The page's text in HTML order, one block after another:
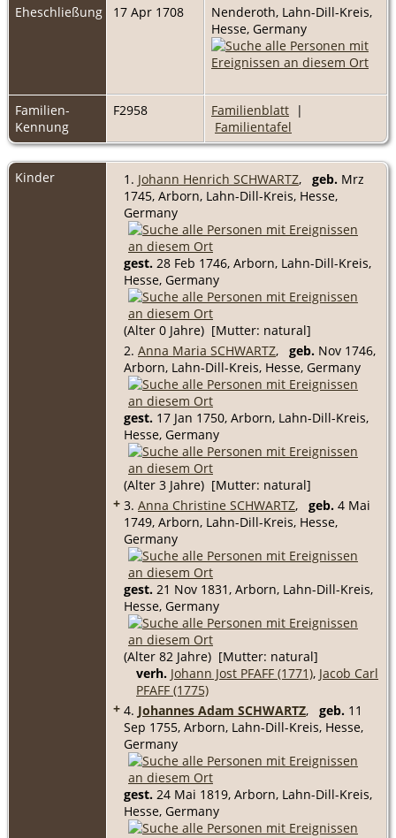
Eheschließung
17 Apr 1708
Nenderoth, Lahn-Dill-Kreis,
Hesse, Germany
Familien-
Kennung
F2958 Familienblatt |
Familientafel
Kinder 1. Johann Henrich SCHWARTZ, geb. Mrz
1745, Arborn, Lahn-Dill-Kreis, Hesse,
Germany
gest. 28 Feb 1746, Arborn, Lahn-Dill-Kreis,
Hesse, Germany
(Alter 0 Jahre) [Mutter: natural]
2. Anna Maria SCHWARTZ, geb. Nov 1746,
Arborn, Lahn-Dill-Kreis, Hesse, Germany
gest. 17 Jan 1750, Arborn, Lahn-Dill-Kreis,
Hesse, Germany
(Alter 3 Jahre) [Mutter: natural]
+ 3. Anna Christine SCHWARTZ, geb. 4 Mai
1749, Arborn, Lahn-Dill-Kreis, Hesse,
Germany
gest. 21 Nov 1831, Arborn, Lahn-Dill-Kreis,
Hesse, Germany
(Alter 82 Jahre) [Mutter: natural]
verh. Johann Jost PFAFF (1771), Jacob Carl
PFAFF (1775)
+ 4. Johannes Adam SCHWARTZ, geb. 11
Sep 1755, Arborn, Lahn-Dill-Kreis, Hesse,
Germany
gest. 24 Mai 1819, Arborn, Lahn-Dill-Kreis,
Hesse, Germany